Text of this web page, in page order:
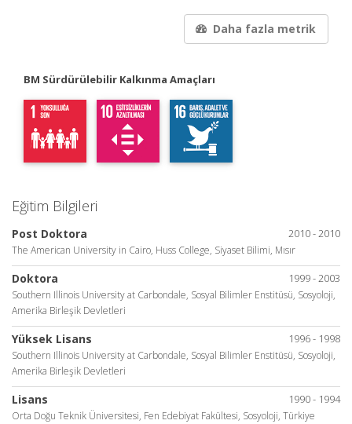
Daha fazla metrik
BM Sürdürülebilir Kalkınma Amaçları
Eğitim Bilgileri
2010 - 2010
Post Doktora
The American University in Cairo, Huss College, Siyaset Bilimi, Mısır
1999 - 2003
Doktora
Southern Illinois University at Carbondale, Sosyal Bilimler Enstitüsü, Sosyoloji,
Amerika Birleşik Devletleri
1996 - 1998
Yüksek Lisans
Southern Illinois University at Carbondale, Sosyal Bilimler Enstitüsü, Sosyoloji,
Amerika Birleşik Devletleri
1990 - 1994
Lisans
Orta Doğu Teknik Üniversitesi, Fen Edebiyat Fakültesi, Sosyoloji, Türkiye